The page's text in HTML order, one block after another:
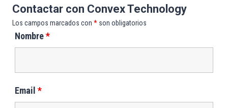
Contactar con Convex Technology
Los campos marcados con * son obligatorios
Nombre*
Email *